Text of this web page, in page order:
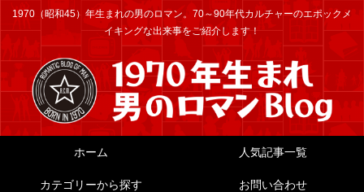
1970（昭和45）年生まれの男のロマン。70～90年代カルチャーのエポックメ
イキングな出来事をご紹介します！
ホーム 人気記事一覧
カテゴリーから探す お問い合わせ